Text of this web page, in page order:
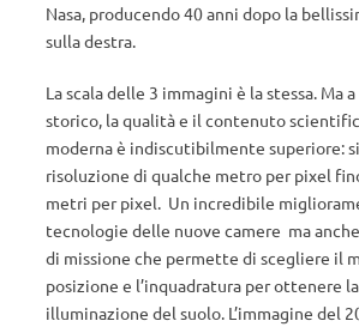
Nasa, producendo 40 anni dopo la
sulla destra.
La scala delle 3 immagini è la stessa. Ma
storico, la qualità e il contenuto
moderna è indiscutibilmente superiore:
risoluzione di qualche metro per pixel
metri per pixel. Un incredibile
tecnologie delle nuove camere ma
di missione che permette di scegliere il
posizione e l’inquadratura per ottenere
illuminazione del suolo. L’immagine del